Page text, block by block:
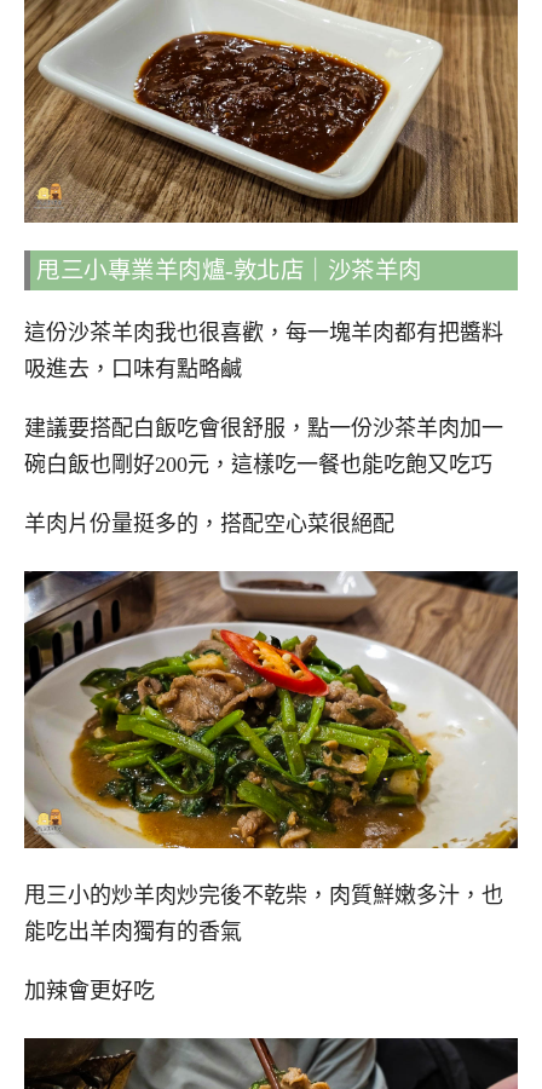
甩三小專業羊肉爐-敦北店｜沙茶羊肉
這份沙茶羊肉我也很喜歡，每一塊羊肉都有把醬料
吸進去，口味有點略鹹
建議要搭配白飯吃會很舒服，點一份沙茶羊肉加一
碗白飯也剛好200元，這樣吃一餐也能吃飽又吃巧
羊肉片份量挺多的，搭配空心菜很絕配
甩三小的炒羊肉炒完後不乾柴，肉質鮮嫩多汁，也
能吃出羊肉獨有的香氣
加辣會更好吃